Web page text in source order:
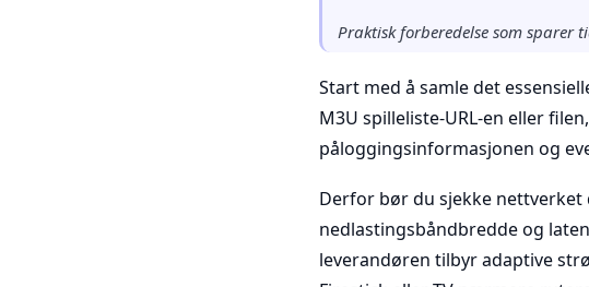
Praktisk forberedelse som sparer
Start med å samle det
M3U spilleliste-URL-en eller
påloggingsinformasjonen og
Derfor bør du sjekke
nedlastingsbåndbredde og
leverandøren tilbyr adaptive